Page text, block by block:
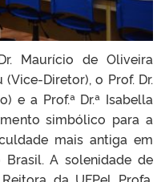
Maurício de Oliveira
(Vice-Diretor), o Prof. Dr.
e a Prof.ª Dr.ª Isabella
simbólico para a
mais antiga em
A solenidade de
da UFPel Profa.